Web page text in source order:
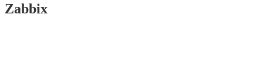
Zabbix